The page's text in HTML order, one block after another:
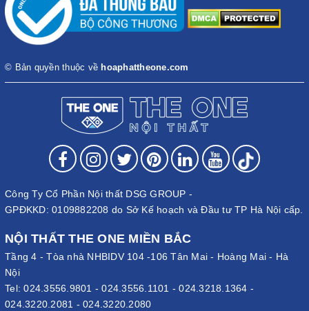
© Bản quyền thuộc về hoaphattheone.com
Công Ty Cổ Phần Nội thất DSG GROUP -
GPĐKKD: 0109882208 do Sở Kế hoạch và Đầu tư TP Hà Nội cấp.
NỘI THẤT THE ONE MIỀN BẮC
Tầng 4 - Tòa nhà NHBIDV 104 -106 Tân Mai - Hoàng Mai - Hà
Nội
Tel:024.3556.9801 -024.3556.1101 -024.3218.1364 -
024.3220.2081 - 024.3220.2080